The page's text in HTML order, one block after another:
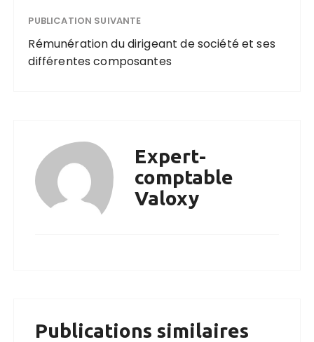
PUBLICATION SUIVANTE
Rémunération du dirigeant de société et ses
différentes composantes
Expert-
comptable
Valoxy
Publications similaires